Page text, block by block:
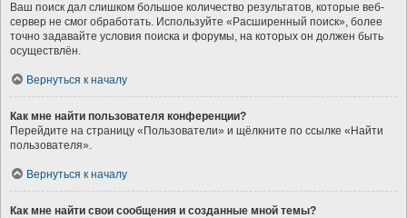
Ваш поиск дал слишком большое количество результатов, которые веб-
сервер не смог обработать. Используйте «Расширенный поиск», более
точно задавайте условия поиска и форумы, на которых он должен быть
осуществлён.
Вернуться к началу
Как мне найти пользователя конференции?
Перейдите на страницу «Пользователи» и щёлкните по ссылке «Найти
пользователя».
Вернуться к началу
Как мне найти свои сообщения и созданные мной темы?